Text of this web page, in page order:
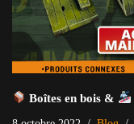
Boîtes en bois &